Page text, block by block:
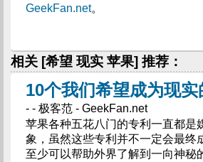
GeekFan.net。
相关 [希望 现实 苹果] 推荐：
10个我们希望成为现实
- - 极客范 - GeekFan.net
苹果各种五花八门的专利一直都是
象，虽然这些专利并不一定会最终
至少可以帮助外界了解到一向神秘